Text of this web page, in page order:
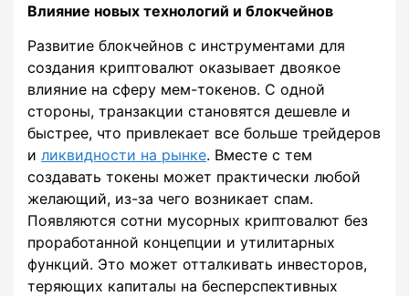
Влияние новых технологий и блокчейнов
Развитие блокчейнов с инструментами для
создания криптовалют оказывает двоякое
влияние на сферу мем-токенов. С одной
стороны, транзакции становятся дешевле и
быстрее, что привлекает все больше трейдеров
и ликвидности на рынке. Вместе с тем
создавать токены может практически любой
желающий, из-за чего возникает спам.
Появляются сотни мусорных криптовалют без
проработанной концепции и утилитарных
функций. Это может отталкивать инвесторов,
теряющих капиталы на бесперспективных